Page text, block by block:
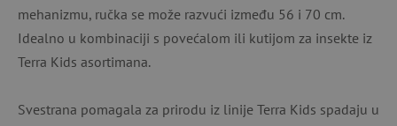
mehanizmu, ručka se može razvući između 56 i 70 cm.
Idealno u kombinaciji s povećalom ili kutijom za insekte iz
Terra Kids asortimana.
Svestrana pomagala za prirodu iz linije Terra Kids spadaju u